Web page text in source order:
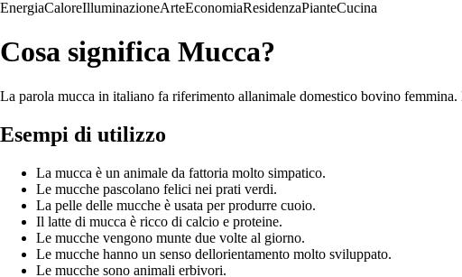
EnergiaCaloreIlluminazioneArteEconomiaResidenzaPianteCucina
Cosa significa Mucca?
La parola mucca in italiano fa riferimento allanimale domestico bovino
Esempi di utilizzo
La mucca è un animale da fattoria molto simpatico.
Le mucche pascolano felici nei prati verdi.
La pelle delle mucche è usata per produrre cuoio.
Il latte di mucca è ricco di calcio e proteine.
Le mucche vengono munte due volte al giorno.
Le mucche hanno un senso dellorientamento molto sviluppato.
Le mucche sono animali erbivori.